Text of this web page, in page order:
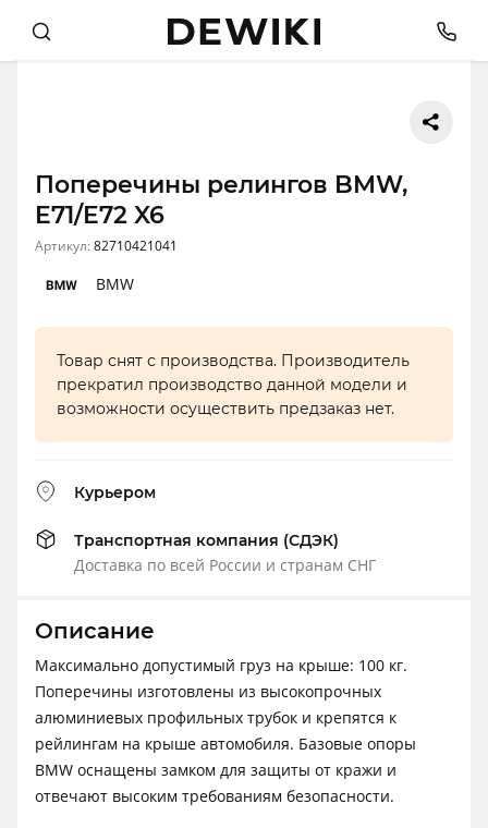
Поперечины релингов BMW,
E71/E72 X6
Артикул:82710421041
BMW
Товар снят с производства. Производитель
прекратил производство данной модели и
возможности осуществить предзаказ нет.
Курьером
Транспортная компания (СДЭК)
Доставка по всей России и странам СНГ
Описание
Максимально допустимый груз на крыше: 100 кг.
Поперечины изготовлены из высокопрочных
алюминиевых профильных трубок и крепятся к
рейлингам на крыше автомобиля. Базовые опоры
BMW оснащены замком для защиты от кражи и
отвечают высоким требованиям безопасности.